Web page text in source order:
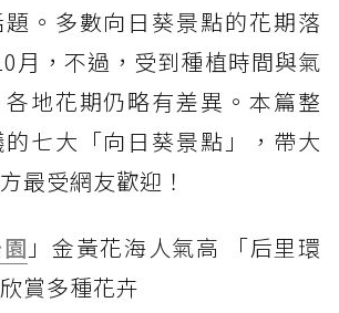
。多數向日葵景點的花期落
月，不過，受到種植時間與氣
地花期仍略有差異。本篇整
七大「向日葵景點」，帶大
最受網友歡迎！
」金黃花海人氣高 「后里環
賞多種花卉